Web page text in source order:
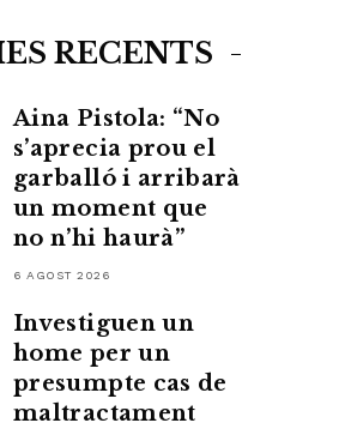
RECENTS
Aina Pistola: “No
s’aprecia prou el
garballó i arribarà
un moment que
no n’hi haurà”
6 AGOST 2026
Investiguen un
home per un
presumpte cas de
maltractament